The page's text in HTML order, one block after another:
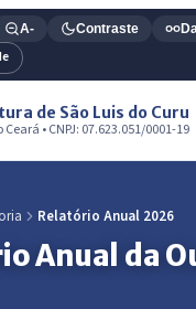
A- Contraste
de São Luis do Curu
Ceará • CNPJ: 07.623.051/0001-19
Relatório Anual 2026
Anual da